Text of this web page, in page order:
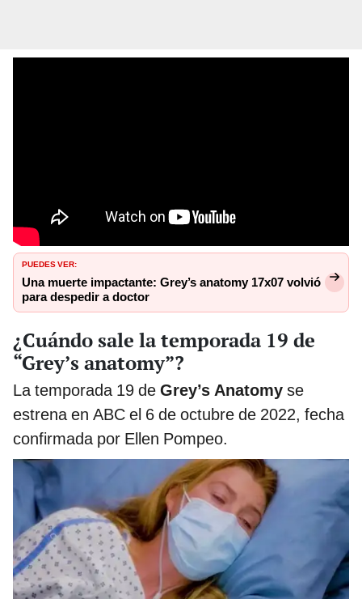
PUEDES VER:
Una muerte impactante: Grey’s anatomy 17x07 volvió
para despedir a doctor
¿Cuándo sale la temporada 19 de
“Grey’s anatomy”?
La temporada 19 de Grey’s Anatomy se
estrena en ABC el 6 de octubre de 2022, fecha
confirmada por Ellen Pompeo.